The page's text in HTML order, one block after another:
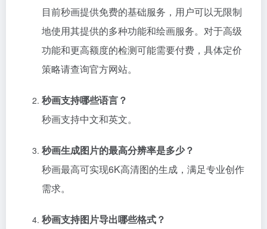
目前秒画提供免费的基础服务，用户可以无限制
地使用其提供的多种功能和绘画服务。对于高级
功能和更高额度的检测可能需要付费，具体定价
策略请查询官方网站。
秒画支持哪些语言？
秒画支持中文和英文。
秒画生成图片的最高分辨率是多少？
秒画最高可实现6K高清图的生成，满足专业创作
需求。
秒画支持图片导出哪些格式？